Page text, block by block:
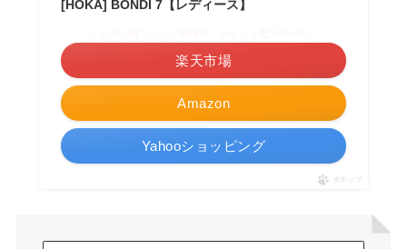
[HOKA] BONDI 7【レディース】
Amazon
楽天市場
Yahooショッピング
ポチップ